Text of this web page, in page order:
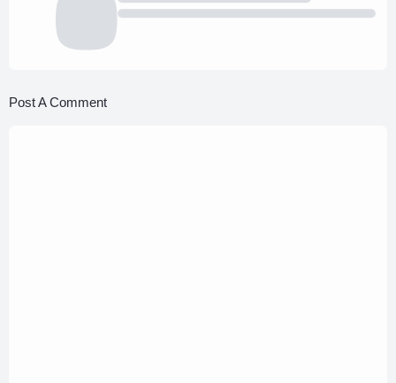
Post A Comment